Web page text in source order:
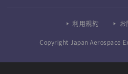
利用規約
Copyright Japan Aerospace